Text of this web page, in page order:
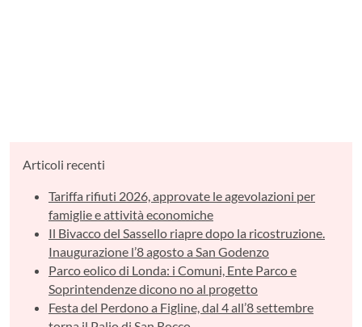
Articoli recenti
Tariffa rifiuti 2026, approvate le agevolazioni per
famiglie e attività economiche
Il Bivacco del Sassello riapre dopo la ricostruzione.
Inaugurazione l’8 agosto a San Godenzo
Parco eolico di Londa: i Comuni, Ente Parco e
Soprintendenze dicono no al progetto
Festa del Perdono a Figline, dal 4 all’8 settembre